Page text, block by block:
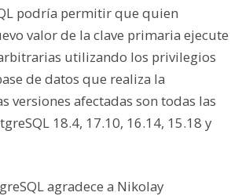
podría permitir que quien
valor de la clave primaria ejecute
utilizando los privilegios
de datos que realiza la
versiones afectadas son todas las
18.4, 17.10, 16.14, 15.18 y
agradece a Nikolay